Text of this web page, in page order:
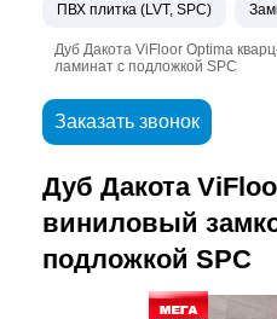
ПВХ плитка (LVT, SPC)
Дуб Дакота ViFloor Optima
ламинат с подложкой SPC
Заказать звонок
Дуб Дакота
виниловый
подложкой SPC